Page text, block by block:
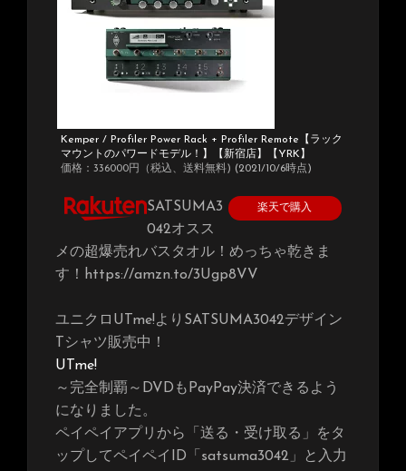
Kemper / Profiler Power Rack + Profiler Remote【ラック
マウントのパワードモデル！】【新宿店】【YRK】
価格：336000円（税込、送料無料) (2021/10/6時点)
楽天で購入
SATSUMA3
042オスス
メの超爆売れバスタオル！めっちゃ乾きま
す！https://amzn.to/3Ugp8VV
ユニクロUTme!よりSATSUMA3042デザイン
Tシャツ販売中！
UTme!
～完全制覇～DVDもPayPay決済できるよう
になりました。
ペイペイアプリから「送る・受け取る」をタ
ップしてペイペイID「satsuma3042」と入力